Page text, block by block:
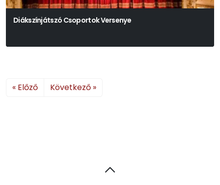
Diákszínjátszó Csoportok Versenye
« Előző Következő »